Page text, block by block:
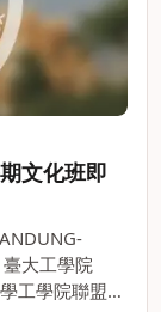
文化班即
大工學院
工學院聯盟」